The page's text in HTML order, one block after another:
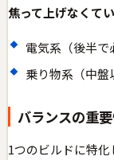
焦って上げなくて
電気系（後半で
乗り物系（中盤
バランスの重
1つのビルドに特